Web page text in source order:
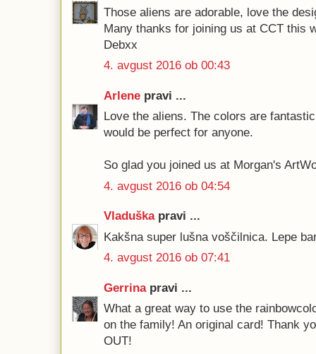
Those aliens are adorable, love the
Many thanks for joining us at CCT this
Debxx
4. avgust 2016 ob 00:43
Arlene pravi ...
Love the aliens. The colors are
would be perfect for anyone.
So glad you joined us at Morgan's
4. avgust 2016 ob 04:54
Vladuškapravi ...
Kakšna super lušna voščilnica. Lepe
4. avgust 2016 ob 07:41
Gerrinapravi ...
What a great way to use the
on the family! An original card! Thank
OUT!